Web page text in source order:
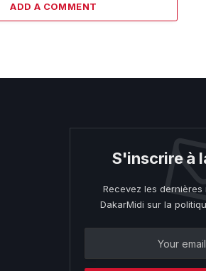
ADD A COMMENT
S'inscrire à
Recevez les
DakarMidi sur la